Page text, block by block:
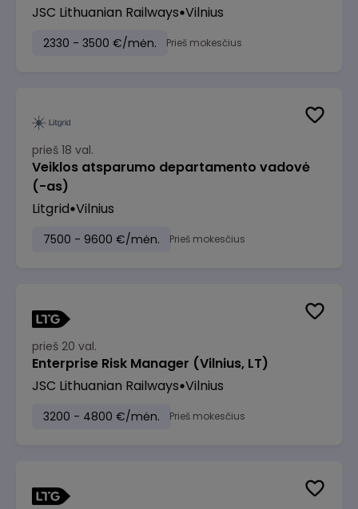
JSC Lithuanian Railways Vilnius
2330 - 3500 €/mėn. Prieš mokesčius
prieš 18 val.
Veiklos atsparumo departamento vadovė
(-as)
Litgrid Vilnius
7500 - 9600 €/mėn. Prieš mokesčius
prieš 20 val.
Enterprise Risk Manager (Vilnius, LT)
JSC Lithuanian Railways Vilnius
3200 - 4800 €/mėn. Prieš mokesčius